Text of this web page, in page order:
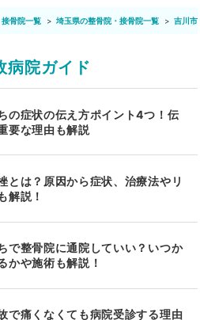
骨院一覧 埼玉県の整骨院・接骨院一覧 吉川市
病院ガイド
の症状の伝え方ポイント4つ！伝
要な理由も解説
とは？原因から症状、治療法やリ
解説！
で整骨院に通院していい？いつか
かや施術も解説！
で痛くなくても病院受診する理由